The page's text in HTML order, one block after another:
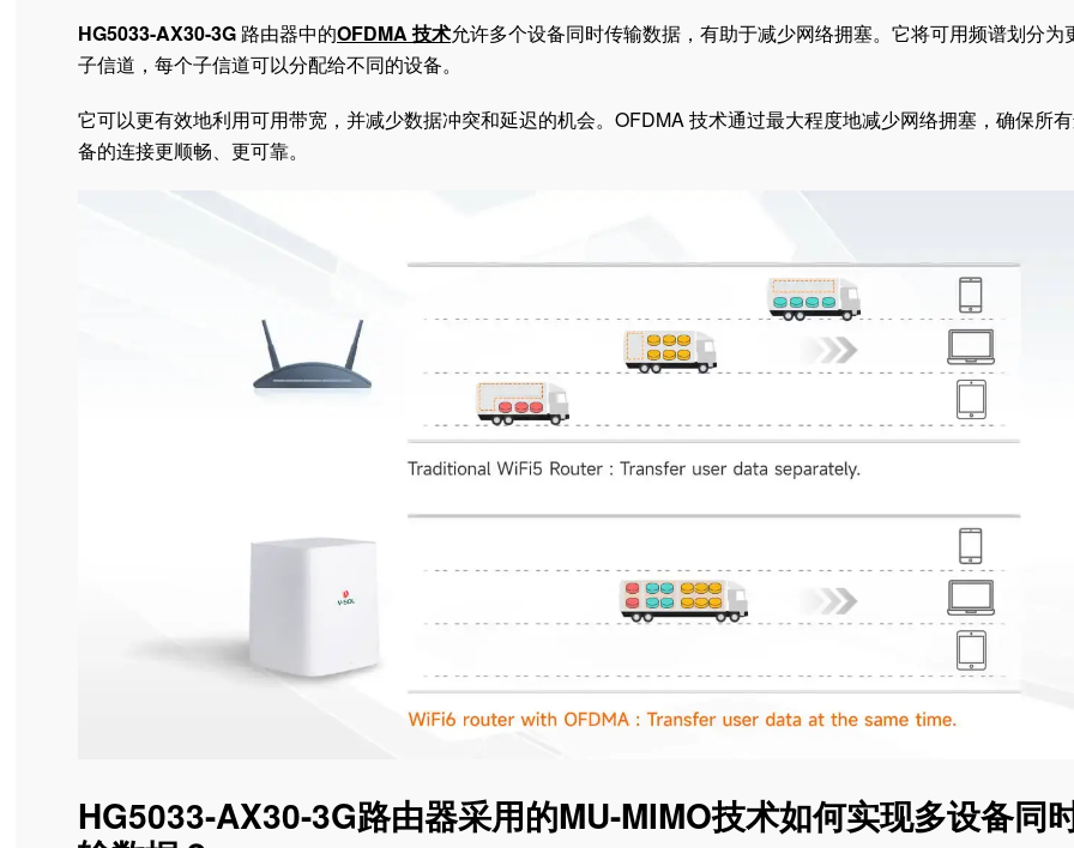
HG5033-AX30-3G 路由器中的OFDMA 技术允许多个设备同时传输数据，有助于减少网络拥塞。它将可用频谱划分为
子信道，每个子信道可以分配给不同的设备。
它可以更有效地利用可用带宽，并减少数据冲突和延迟的机会。OFDMA 技术通过最大程度地减少网络拥塞，确保所
备的连接更顺畅、更可靠。
HG5033-AX30-3G路由器采用的MU-MIMO技术如何实现多设备同